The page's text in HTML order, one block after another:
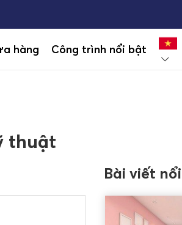
hàng Công trình nổi bật
thuật
Bài viết